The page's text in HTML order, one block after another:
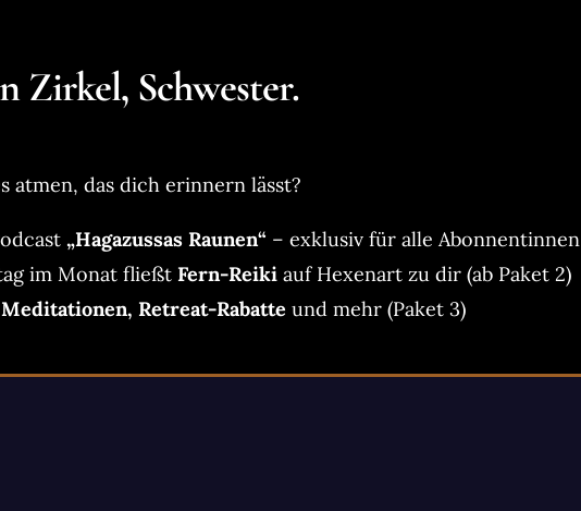
Zirkel, Schwester.
atmen, das dich erinnern lässt?
„Hagazussas Raunen“ – exklusiv für alle Abonnentinnen
im Monat fließt Fern-Reikiauf Hexenart zu dir (ab Paket 2)
Retreat-Rabatte und mehr (Paket 3)